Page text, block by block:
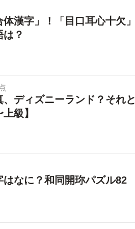
漢字」！「目口耳心十欠」
？
、ディズニーランド？それと
級】
はなに？和同開珎パズル82